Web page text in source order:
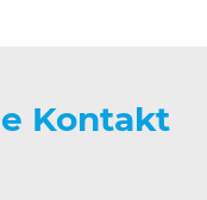
Kontakt